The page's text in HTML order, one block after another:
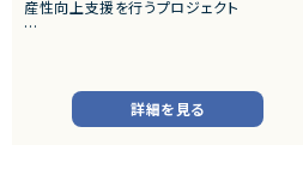
産性向上支援を行うプロジェクト
Cursor、Claude Code、GitHub Copilot、C
odex等を使い、開発生産性を高める導入支
詳細を見る